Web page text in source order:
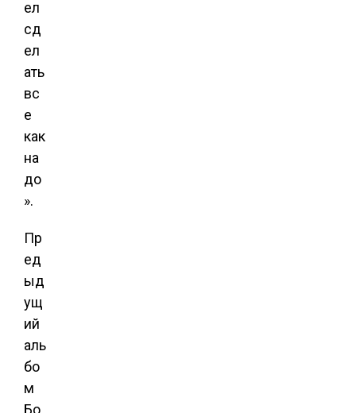
ел
сд
ел
ать
вс
е
как
на
до
».
Пр
ед
ыд
ущ
ий
аль
бо
м
Бо